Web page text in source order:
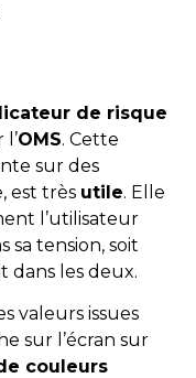
de risque
OMS. Cette
sur des
est très utile. Elle
l’utilisateur
sa tension, soit
dans les deux.
valeurs issues
sur l’écran sur
couleurs